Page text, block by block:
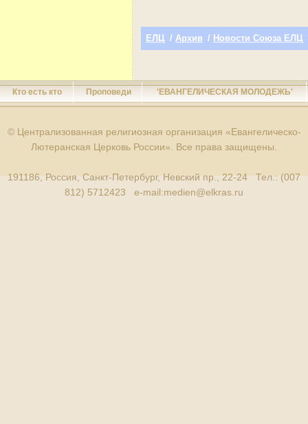
ЕЛЦ / Архив / Новости Союза ЕЛЦ
Кто есть кто Проповеди 'ЕВАНГЕЛИЧЕСКАЯ МОЛОДЕЖЬ'
© Централизованная религиозная организация «Евангелическо-
Лютеранская Церковь России». Все права защищены.
191186, Россия, Санкт-Петербург, Невский пр., 22-24 Тел.: (007
812) 5712423 e-mail:medien@elkras.ru